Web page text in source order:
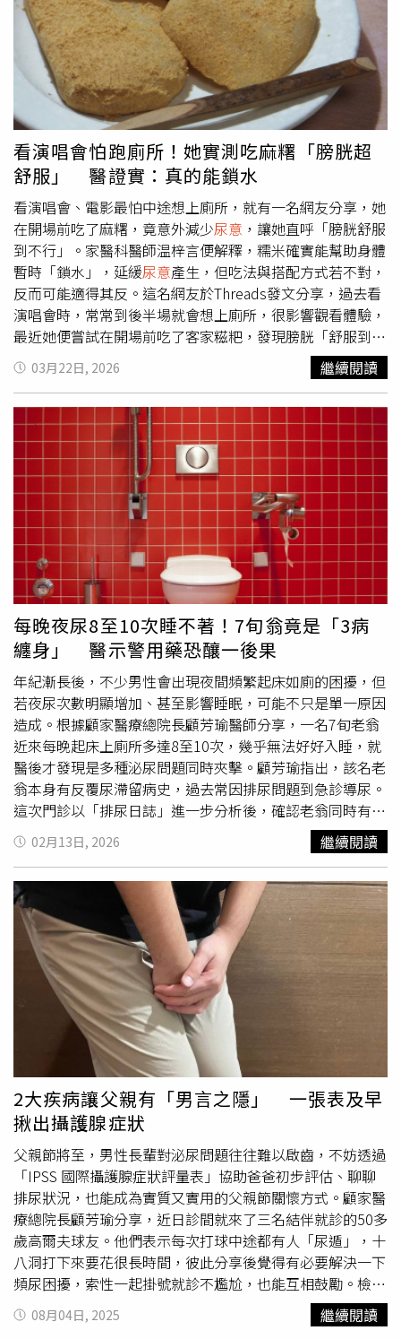
引發劇烈疼痛與腹部腫脹，嚴重時甚至影響腎功能。據了
解，坂口當時膀胱內積存尿液已超過1公升，屬於需緊急處
理的狀況。醫院隨即為她進行導尿處置，插入導尿管協助排
尿，並接上集尿袋，同時安排後續觀察與藥物治療。一般而
言，患者需持續導尿約1週，以避免病情惡化。然而，採訪
結束後不久，坂口卻主動聯繫記者，表示自己因疼痛難耐，
已自行將導尿管拔除，後續健康狀況令人擔憂。醫界人士指
出，若未依醫囑治療，尿滯留可能導致尿液回流至腎臟，最
終引發腎功能障礙，後果不容忽視。據熟識坂口近況的知情
人士透露，她近年工作狀況不穩，常與合作對象發生摩擦，
難以長期維持收入，甚至連居住地也不固定。此次收留坂口
的吉田先生，與她實際認識時間並不長，雙方關係不深。該
人士坦言，相較於被捕事件，更令人擔心的是坂口獲釋後的
狀態，認為她可能隨時再陷入新的困境。此外，外界也關注
坂口的精神與行為狀態。知情人士指出，她近年屢次言行脫
序，曾被懷疑與藥物依賴有關，與人溝通時常出現理解落
差，顯示其身心狀況可能持續承受壓力與傷害，亟需穩定環
境與適當照護。據悉，目前坂口仍居住在男粉絲家中。但吉
田先生表示，她有時會在未告知的情況下外出，生活作息難
以掌握。
看演唱會怕跑廁所！她實測吃麻糬「膀胱超
舒服」 醫證實：真的能鎖水
看演唱會、電影最怕中途想上廁所，就有一名網友分享，她
在開場前吃了麻糬，竟意外減少尿意 ，讓她直呼「膀胱舒服
到不行」。家醫科醫師温梓言便解釋，糯米確實能幫助身體
暫時「鎖水」，延緩尿意產生，但吃法與搭配方式若不對，
反而可能適得其反。這名網友於Threads發文分享，過去看
演唱會時，常常到後半場就會想上廁所，很影響觀看體驗，
最近她便嘗試在開場前吃了客家糍粑，發現膀胱「舒服到不
行」。而她也建議，最好提前1、2個小時吃，量不要吃太少
也不要吃太多，否則可能會脹氣。貼文曝光後，吸引超過
2.4萬人按讚，不少鄉民紛紛在底下留言，「麻糬真的很
讚，不會想尿尿，肚子又不會太餓」、「食用級尿布」、
「我決定去大巨蛋外面賣麻糬」、「3小時電影有救了各
位」、「路過留，蜂蜜蛋糕也有用」、「在日本也是相傳演
唱會前吃羊羹」、「上次高雄吃，我反而超後悔，一直想放
屁」。對此，家醫科醫師温梓言說明，麻糬的主要成分糯米
是精緻澱粉，當攝取高碳水化合物時，身體會將其轉化為糖
原儲存在肌肉與肝臟中，而每合成1克的糖原，身體必須同
時抓取大約3至4克的水分，讓喝下去的水暫時鎖在組織裡，
沒有直接流向腎臟製造尿液。温梓言指出，因糯米黏性高、
消化慢，像是海綿在胃裡緩慢釋放液體，這也會讓
尿意感產
生得比平常更晚，但要是單吃糯米也有可能讓血糖飆升太快
而引發滲透性利尿，建議搭配一點蛋白質或油脂，如選擇肉
粽、飯糰等，效果會更好。温梓言提醒，這招是為了延緩 尿
意，不是完全不喝水，活動前2小時還是要「定時、定量、
小口」補水，才不會讓腎臟壓力太大。中醫師Alex則提到，
正常情況下，腎臟每分鐘約生成1cc的尿液，每小時約為
60cc，一場3小時演唱會差不多就是180cc，而膀胱大約累
積200cc就會開始有尿意，300cc會感到尿急，若開場前1小
時前開始限水，直到演唱會結束前1小時不超過100cc，有
機會可以撐完整場。Alex建議，如果演唱會場溫度過低，會
引起「冷利尿」現象，因此最好注意保暖；演唱會開始前的
那一餐應減少鹽分攝取，否則會引發口渴及加速尿液生成；
當日避免喝茶、咖啡等利尿飲料；自覺頻尿的民眾，平時可
以多吃「山藥」，有收攝體液的效果。
03月22日, 2026 繼續閱讀
每晚夜尿8至10次睡不著！7旬翁竟是「3病
纏身」 醫示警用藥恐釀一後果
年紀漸長後，不少男性會出現夜間頻繁起床如廁的困擾，但
若夜尿次數明顯增加、甚至影響睡眠，可能不只是單一原因
造成。根據顧家醫療總院長顧芳瑜醫師分享，一名7旬老翁
近來每晚起床上廁所多達8至10次，幾乎無法好好入睡，就
醫後才發現是多種泌尿問題同時夾擊。顧芳瑜指出，該名老
翁本身有反覆尿滯留病史，過去常因排尿問題到急診導尿。
這次門診以「排尿日誌」進一步分析後，確認老翁同時有攝
護腺肥大、夜間多尿症與膀胱過動症。其攝護腺體積達80
克，約為一般正常20克的4倍；另外，夜間總排尿量也超過
全天總量的三分之一，符合夜間多尿症表現。醫師說明，夜
間多尿症可能與夜間神經退化有關，導致腦下垂體分泌的抗
利尿激素ADH不足，使夜間尿液難以濃縮、尿量增加；再加
上攝護腺肥大造成排尿阻力，膀胱必須更用力收縮才能排
尿，長期下來容易演變成膀胱過動症，出現強烈
尿意 、頻繁
跑廁所的情況。由於三種問題交疊，治療也更棘手。顧芳瑜
表示，若直接針對膀胱過動症使用抑制膀胱收縮的藥物，可
能讓膀胱功能已嚴重受損的患者「更尿不出來」；若僅補充
ADH改善夜尿，也難以處理其他時間的頻尿。因此目前只能
採分階段治療，先以手術改善攝護腺肥大，再接續處理膀胱
過動與夜尿問題。顧芳瑜提醒，攝護腺肥大常見警訊包括尿
流變細、排尿需更用力或仍覺得排不乾淨；夜間多尿症則是
睡眠中夜尿次數超過2次就應留意；膀胱過動症則多為排尿
尚算順暢，但 尿意來得急、難以憋住。若出現相關狀況，應
盡早就醫檢查，避免膀胱失去彈性後，收縮功能更難恢復。
02月13日, 2026 繼續閱讀
2大疾病讓父親有「男言之隱」 一張表及早
揪出攝護腺症狀
父親節將至，男性長輩對泌尿問題往往難以啟齒，不妨透過
「IPSS 國際攝護腺症狀評量表」協助爸爸初步評估、聊聊
排尿狀況，也能成為實質又實用的父親節關懷方式。顧家醫
療總院長顧芳瑜分享，近日診間就來了三名結伴就診的50多
歲高爾夫球友。他們表示每次打球中途都有人「尿遁」，十
八洞打下來要花很長時間，彼此分享後覺得有必要解決一下
頻尿困擾，索性一起掛號就診不尷尬，也能互相鼓勵。檢查
後，其中兩人分別確診為攝護腺肥大與膀胱過動症，前者接
受微創手術，後者則透過服藥改善症狀。顧芳瑜指出，這也
08月04日, 2025 繼續閱讀